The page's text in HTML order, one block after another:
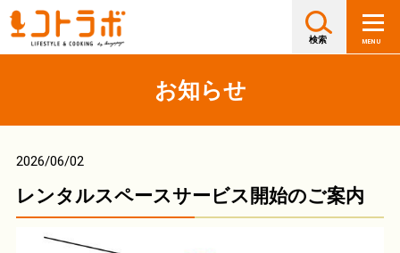
お知らせ
2026/06/02
レンタルスペースサービス開始のご案内